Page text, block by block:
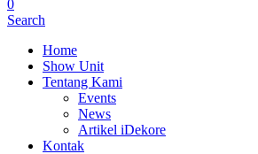
0
Search
Home
Show Unit
Tentang Kami
Events
News
Artikel iDekore
Kontak